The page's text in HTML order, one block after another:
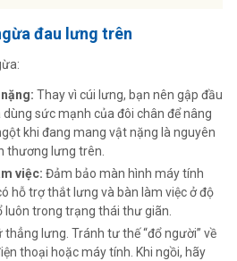
đau lưng trên
Thay vì cúi lưng, bạn nên gập đầu
sức mạnh của đôi chân để nâng
khi đang mang vật nặng là nguyên
thương lưng trên.
việc: Đảm bảo màn hình máy tính
hỗ trợ thắt lưng và bàn làm việc ở độ
luôn trong trạng thái thư giãn.
thẳng lưng. Tránh tư thế “đổ người” về
thoại hoặc máy tính. Khi ngồi, hãy